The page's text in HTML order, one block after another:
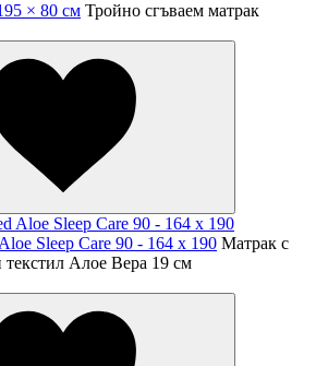
× 80 см Тройно сгъваем матрак
Sleep Care 90 - 164 х 190 Матрак с
текстил Алое Вера 19 см